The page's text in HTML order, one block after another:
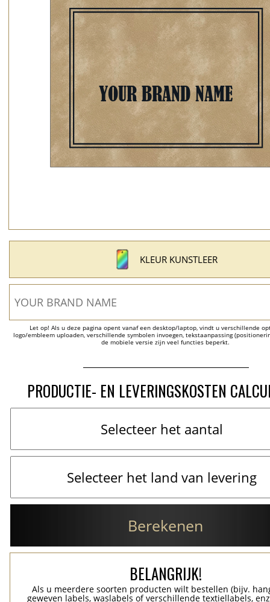
KLEUR KUNSTLEER
Let op! Als u deze pagina opent vanaf een desktop/laptop, vindt u verschillende
logo/embleem uploaden, verschillende symbolen invoegen, tekstaanpassing
de mobiele versie zijn veel functies beperkt.
PRODUCTIE- EN LEVERINGSKOSTEN
Berekenen
BELANGRIJK!
Als u meerdere soorten producten wilt bestellen (bijv.
geweven labels, waslabels of verschillende textiellabels,